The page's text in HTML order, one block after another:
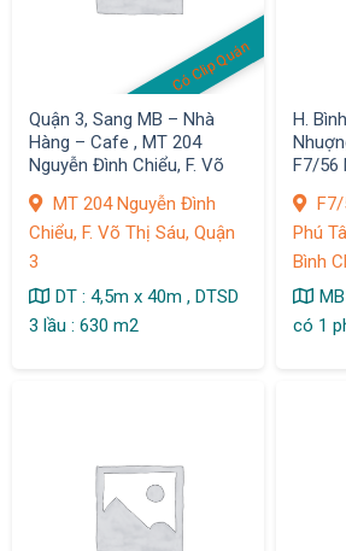
Có Clip Quán
Quận 3, Sang MB – Nhà
Hàng – Cafe , MT 204
Nguyễn Đình Chiểu, F. Võ
MT 204 Nguyễn Đình
Chiểu, F. Võ Thị Sáu, Quận
3
DT : 4,5m x 40m , DTSD
3 lầu : 630 m2
H.
F7/56
đẹp
Phú
Bình
có 1